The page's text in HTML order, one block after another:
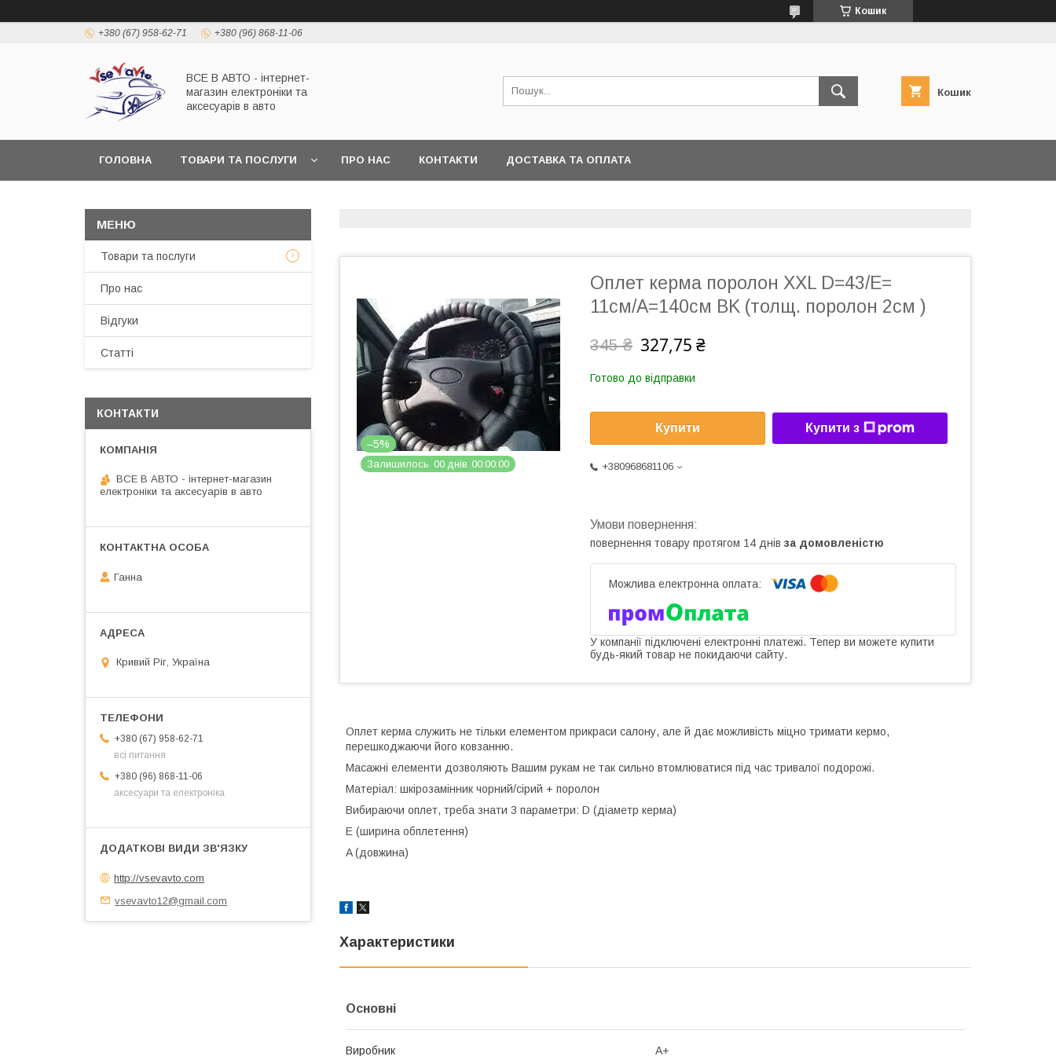
Кошик
+380 (67) 958-62-71 +380 (96) 868-11-06
ВСЕ В АВТО - інтернет-
магазин електроніки та
аксесуарів в авто
Кошик
ГОЛОВНА ТОВАРИ ТА ПОСЛУГИ ПРО НАС КОНТАКТИ ДОСТАВКА ТА ОПЛАТА
–5%
Залишилось 00 днів 00 00 00
Оплет керма поролон XXL D=43/E=
11см/A=140см BK (толщ. поролон 2см )
345 ₴ 327,75 ₴
Готово до відправки
Купити Купити з
+380968681106
повернення товару протягом 14 днів за домовленістю
У компанії підключені електронні платежі. Тепер ви можете купити
будь-який товар не покидаючи сайту.
Оплет керма служить не тільки елементом прикраси салону, але й дає можливість міцно тримати кермо,
перешкоджаючи його ковзанню.
Масажні елементи дозволяють Вашим рукам не так сильно втомлюватися під час тривалої подорожі.
Матеріал: шкірозамінник чорний/сірий + поролон
Вибираючи оплет, треба знати 3 параметри: D (діаметр керма)
E (ширина обплетення)
A (довжина)
Характеристики
Основні
Виробник A+
Товари та послуги
Про нас
Відгуки
Статті
КОНТАКТИ
ВСЕ В АВТО - інтернет-магазин
електроніки та аксесуарів в авто
Ганна
Кривий Ріг, Україна
+380 (67) 958-62-71
всі питання
+380 (96) 868-11-06
аксесуари та електроніка
http://vsevavto.com
vsevavto12@gmail.com